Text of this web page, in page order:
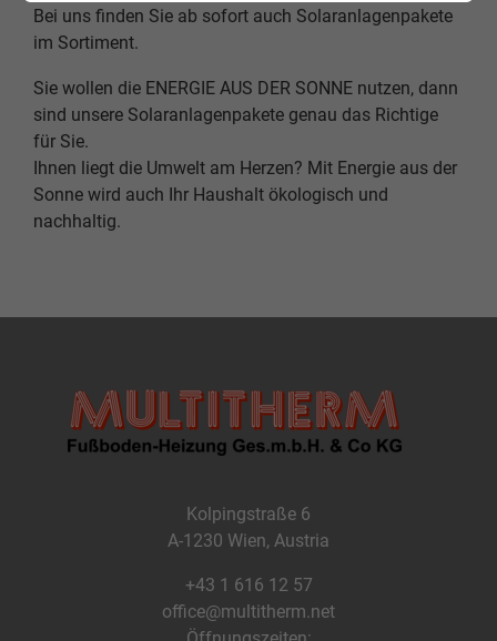
Bei uns finden Sie ab sofort auch Solaranlagenpakete
im Sortiment.
Sie wollen die ENERGIE AUS DER SONNE nutzen, dann
sind unsere Solaranlagenpakete genau das Richtige
für Sie.
Ihnen liegt die Umwelt am Herzen? Mit Energie aus der
Sonne wird auch Ihr Haushalt ökologisch und
nachhaltig.
Kolpingstraße 6
A-1230 Wien, Austria
+43 1 616 12 57
office@multitherm.net